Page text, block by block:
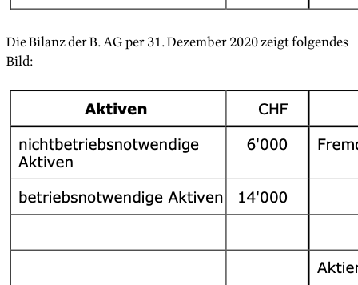
Die Bilanz der B. AG per 31. Dezember 2020 zeigt folgendes
Bild: